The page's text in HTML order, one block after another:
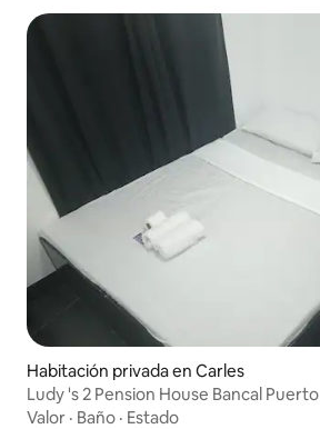
Habitación privada en Carles
Ludy 's 2 Pension House Bancal Puerto
Valor · Baño · Estado